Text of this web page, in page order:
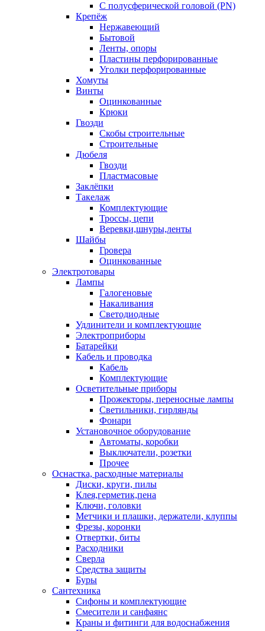
С полусферической головой (PN)
Крепёж
Нержавеющий
Бытовой
Ленты, опоры
Пластины перфорированные
Уголки перфорированные
Хомуты
Винты
Оцинкованные
Крюки
Гвозди
Скобы строительные
Строительные
Дюбеля
Гвозди
Пластмасовые
Заклёпки
Такелаж
Комплектующие
Троссы, цепи
Веревки,шнуры,ленты
Шайбы
Гровера
Оцинкованные
Электротовары
Лампы
Галогеновые
Накаливания
Светодиодные
Удлинители и комплектующие
Электроприборы
Батарейки
Кабель и проводка
Кабель
Комплектующие
Осветительные приборы
Прожекторы, переносные лампы
Светильники, гирлянды
Фонари
Установочное оборудование
Автоматы, коробки
Выключатели, розетки
Прочее
Оснастка, расходные материалы
Диски, круги, пилы
Клея,герметик,пена
Ключи, головки
Метчики и плашки, держатели, клуппы
Фрезы, коронки
Отвертки, биты
Расходники
Сверла
Средства защиты
Буры
Сантехника
Сифоны и комплектующие
Смесители и санфаянс
Краны и фитинги для водоснабжения